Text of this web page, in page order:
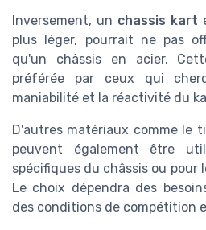
Inversement, un chassis kart
plus léger, pourrait ne pas
qu'un châssis en acier.
préférée par ceux qui
maniabilité et la réactivité du
D'autres matériaux comme le
peuvent également être
spécifiques du châssis ou pour
Le choix dépendra des
des conditions de compétition